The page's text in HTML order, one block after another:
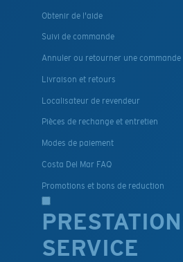
Obtenir de l'aide
Suivi de commande
Annuler ou retourner une commande
Livraison et retours
Localisateur de revendeur
Pièces de rechange et entretien
Modes de paiement
Costa Del Mar FAQ
Promotions et bons de reduction
SERVICE